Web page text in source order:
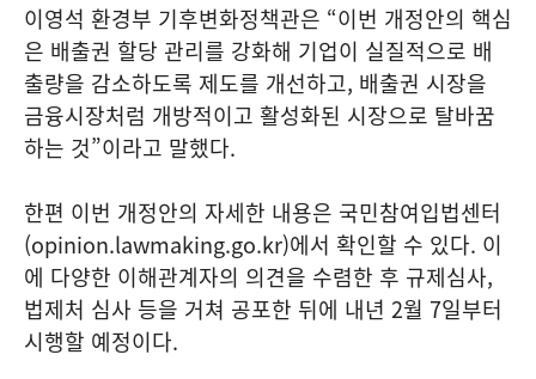
이영석 환경부 기후변화정책관은 “이번 개정안의 핵심
은 배출권 할당 관리를 강화해 기업이 실질적으로 배
출량을 감소하도록 제도를 개선하고, 배출권 시장을
금융시장처럼 개방적이고 활성화된 시장으로 탈바꿈
하는 것”이라고 말했다.
한편 이번 개정안의 자세한 내용은 국민참여입법센터
(opinion.lawmaking.go.kr)에서 확인할 수 있다. 이
에 다양한 이해관계자의 의견을 수렴한 후 규제심사,
법제처 심사 등을 거쳐 공포한 뒤에 내년 2월 7일부터
시행할 예정이다.